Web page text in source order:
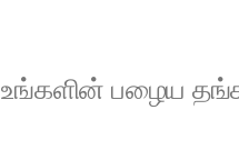
உங்களின் பழைய